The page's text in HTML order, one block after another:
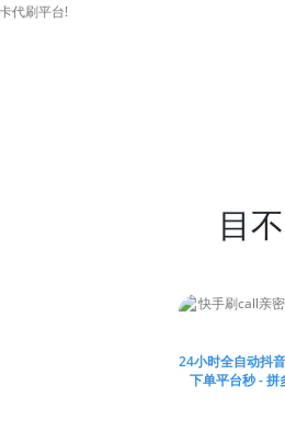
代刷平台!
目
24小时全自动抖
下单平台秒 - 拼